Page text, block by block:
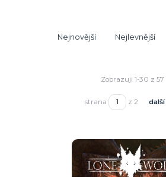
Nejnovější Nejlevnější
Zobrazuji 1-30 z 57
strana z 2 další